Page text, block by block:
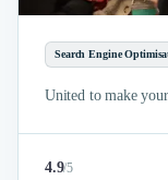
Search Engine
United to make
4.9/5